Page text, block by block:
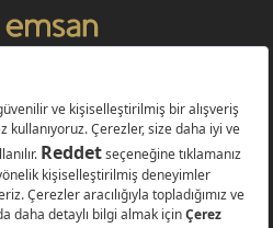
Tüm Hakları Saklıdır